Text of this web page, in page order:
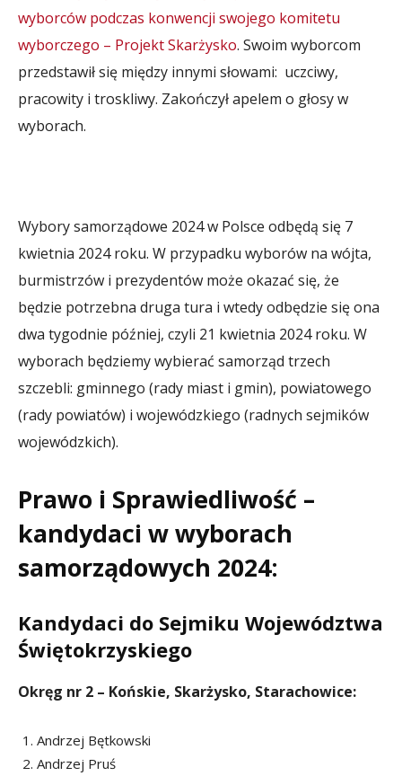
wyborców podczas konwencji swojego komitetu
wyborczego – Projekt Skarżysko. Swoim wyborcom
przedstawił się między innymi słowami: uczciwy,
pracowity i troskliwy. Zakończył apelem o głosy w
wyborach.
Wybory samorządowe 2024 w Polsce odbędą się 7
kwietnia 2024 roku. W przypadku wyborów na wójta,
burmistrzów i prezydentów może okazać się, że
będzie potrzebna druga tura i wtedy odbędzie się ona
dwa tygodnie później, czyli 21 kwietnia 2024 roku. W
wyborach będziemy wybierać samorząd trzech
szczebli: gminnego (rady miast i gmin), powiatowego
(rady powiatów) i wojewódzkiego (radnych sejmików
wojewódzkich).
Prawo i Sprawiedliwość –
kandydaci w wyborach
samorządowych 2024:
Kandydaci do Sejmiku Województwa
Świętokrzyskiego
Okręg nr 2 – Końskie, Skarżysko, Starachowice:
Andrzej Bętkowski
Andrzej Pruś